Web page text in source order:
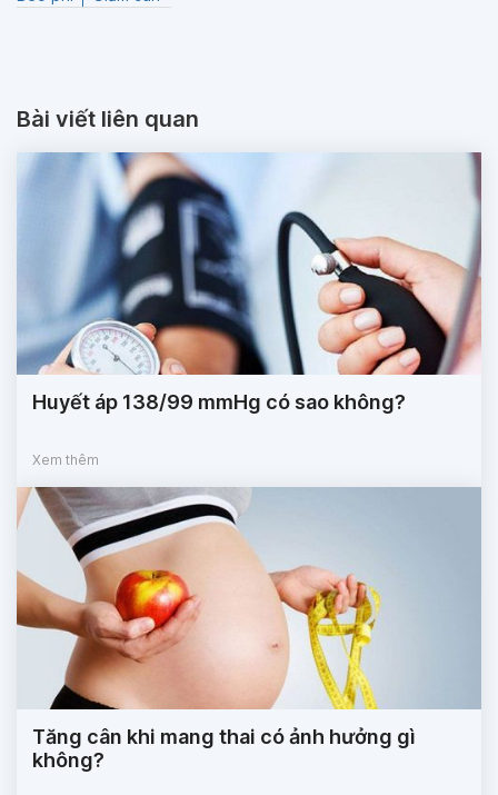
Bài viết liên quan
Huyết áp 138/99 mmHg có sao không?
Xem thêm
Tăng cân khi mang thai có ảnh hưởng gì
không?